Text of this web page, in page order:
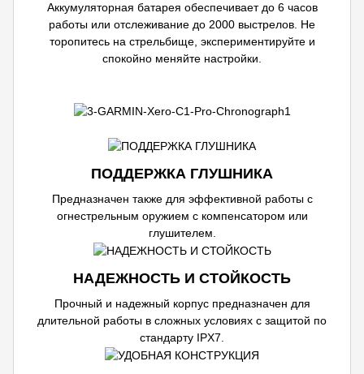
Аккумуляторная батарея обеспечивает до 6 часов
работы или отслеживание до 2000 выстрелов. Не
торопитесь на стрельбище, экспериментируйте и
спокойно меняйте настройки.
ПОДДЕРЖКА ГЛУШНИКА
Предназначен также для эффективной работы с
огнестрельным оружием с компенсатором или
глушителем.
НАДЕЖНОСТЬ И СТОЙКОСТЬ
Прочный и надежный корпус предназначен для
длительной работы в сложных условиях с защитой по
стандарту IPX7.